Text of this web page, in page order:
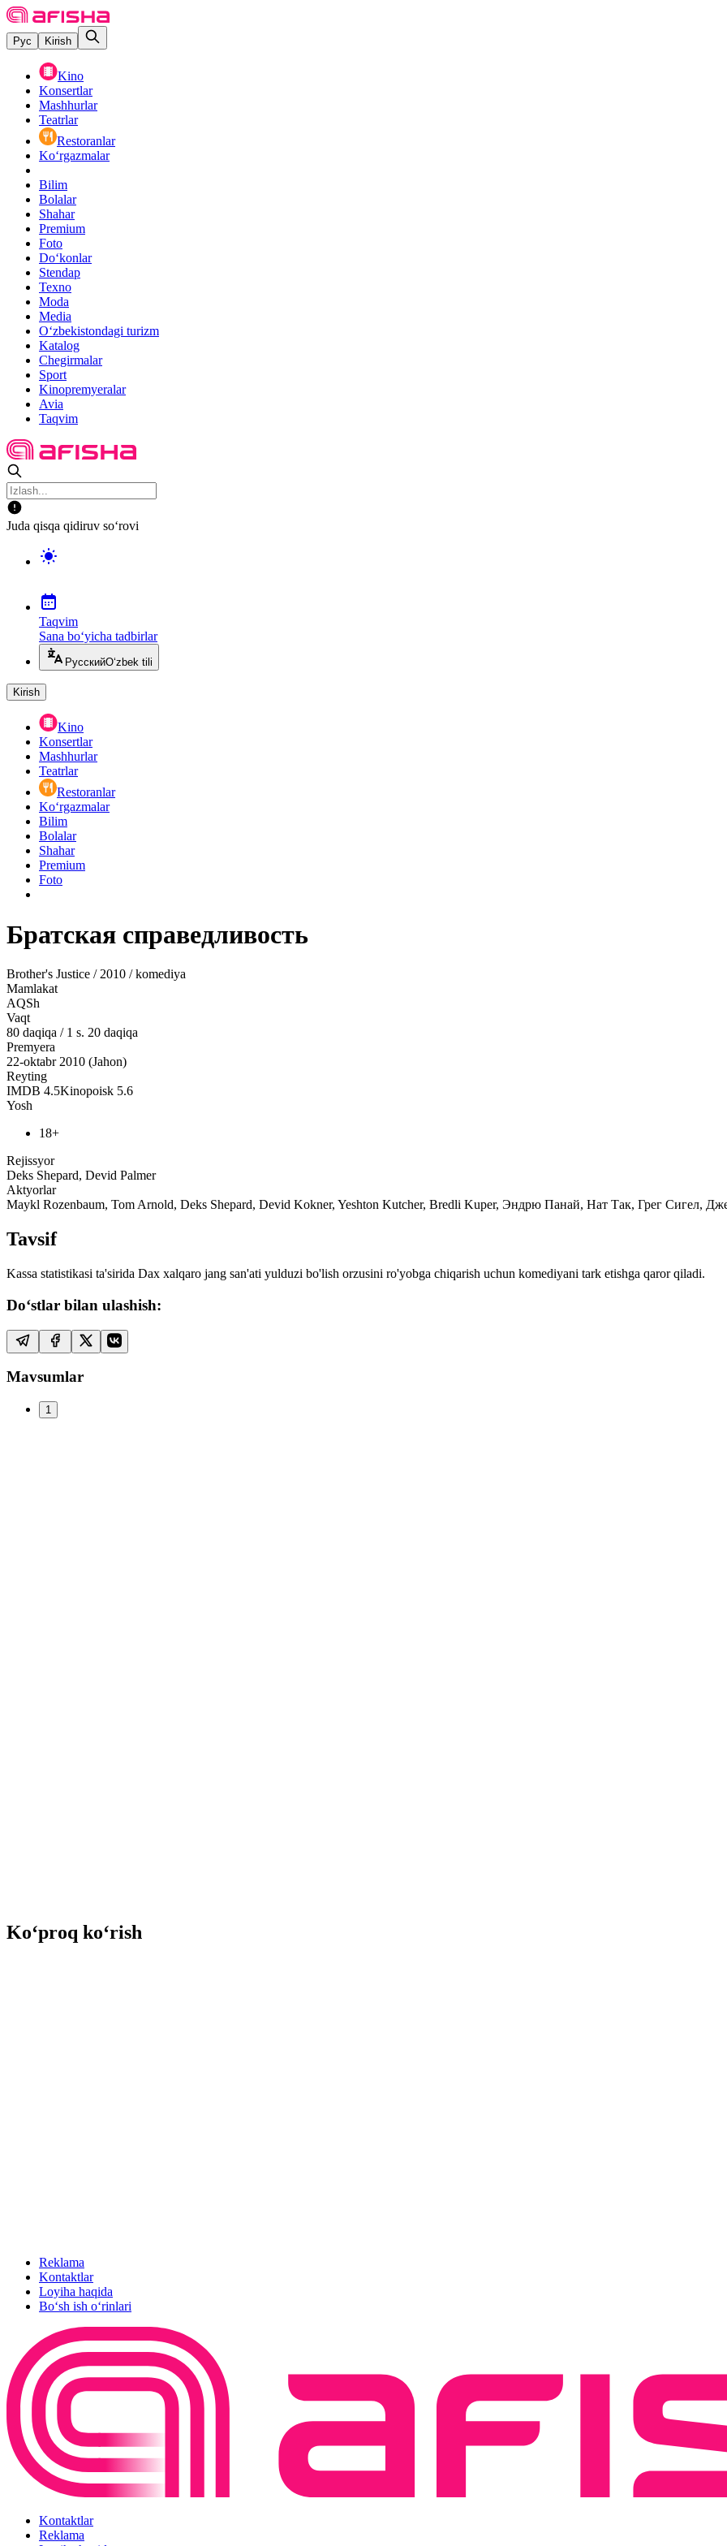
Рус Kirish
Kino
Konsertlar
Mashhurlar
Teatrlar
Restoranlar
Ko‘rgazmalar
Bilim
Bolalar
Shahar
Premium
Foto
Do‘konlar
Stendap
Texno
Moda
Media
O‘zbekistondagi turizm
Katalog
Chegirmalar
Sport
Kinopremyeralar
Avia
Taqvim
Juda qisqa qidiruv so‘rovi
Taqvim
Sana bo‘yicha tadbirlar
РусскийO‘zbek tili
Kirish
Kino
Konsertlar
Mashhurlar
Teatrlar
Restoranlar
Ko‘rgazmalar
Bilim
Bolalar
Shahar
Premium
Foto
Братская справедливость
Brother's Justice / 2010 / komediya
Mamlakat
AQSh
Vaqt
80 daqiqa / 1 s. 20 daqiqa
Premyera
22-oktabr 2010 (Jahon)
Reyting
IMDB 4.5Kinopoisk 5.6
Yosh
18+
Rejissyor
Deks Shepard, Devid Palmer
Aktyorlar
Maykl Rozenbaum, Tom Arnold, Deks Shepard, Devid Kokner, Yeshton Kutcher, Bredli Kuper, Эндрю Панай, Нат Так, Грег Сигел,
Tavsif
Kassa statistikasi ta'sirida Dax xalqaro jang san'ati yulduzi bo'lish orzusini ro'yobga chiqarish uchun komediyani tark etishga qaror qiladi.
Do‘stlar bilan ulashish:
Mavsumlar
1
Ko‘proq ko‘rish
Reklama
Kontaktlar
Loyiha haqida
Bo‘sh ish o‘rinlari
Kontaktlar
Reklama